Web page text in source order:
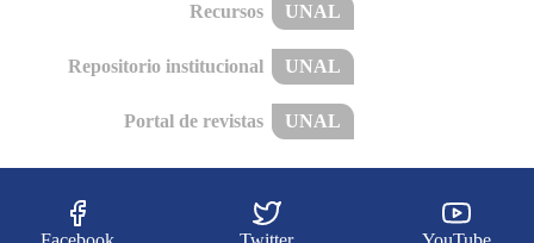
Recursos UNAL
Repositorio institucional UNAL
Portal de revistas UNAL